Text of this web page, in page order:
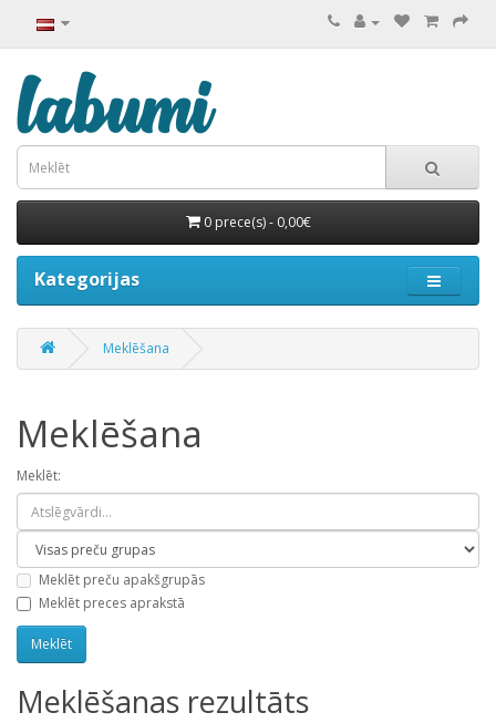
0 prece(s) - 0,00€
Kategorijas
Meklēšana
Meklēšana
Meklēt:
Meklēt preču apakšgrupās
Meklēt preces aprakstā
Meklēšanas rezultāts